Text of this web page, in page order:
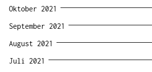
Oktober 2021
September 2021
August 2021
Juli 2021